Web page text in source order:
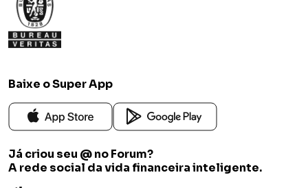
Tipo de plugue
3 pinos
Cor
Preto
Sistema operacional
Entrada áudio e vídeo
Baixe o Super App
Já criou seu @ no Forum?
A rede social da vida financeira inteligente.